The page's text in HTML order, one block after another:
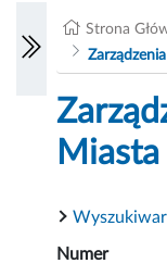
Strona
Numer